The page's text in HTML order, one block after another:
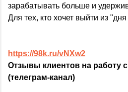
зарабатывать больше и
Для тех, кто хочет выйти из "дня
https://98k.ru/vNXw2
Отзывы клиентов на работу
(телеграм-канал)